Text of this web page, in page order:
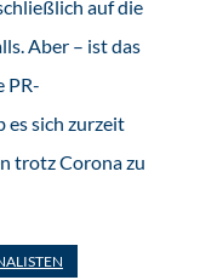
auf die
Aber – ist das
PR-
sich zurzeit
trotz Corona zu